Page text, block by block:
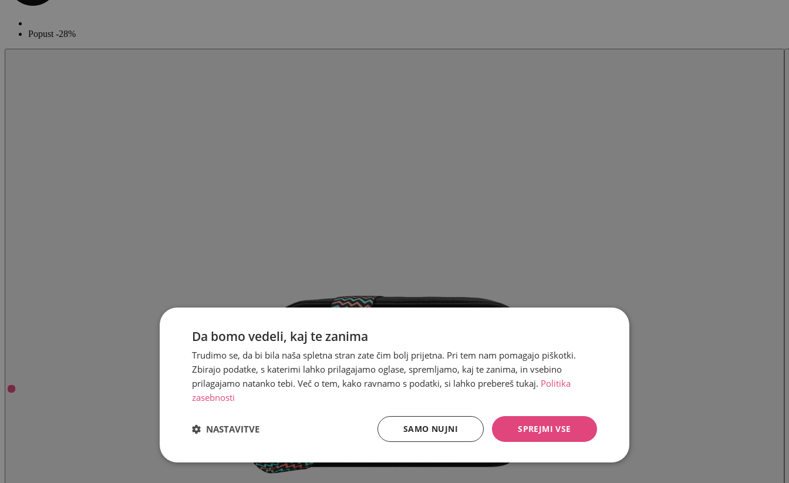
Popust -28%
Da bomo vedeli, kaj te zanima
Trudimo se, da bi bila naša spletna stran zate čim bolj prijetna. Pri tem nam pomagajo piškotki.
Zbirajo podatke, s katerimi lahko prilagajamo oglase, spremljamo, kaj te zanima, in vsebino
prilagajamo natanko tebi. Več o tem, kako ravnamo s podatki, si lahko prebereš tukaj. Politika
zasebnosti
SPREJMI VSE
SAMO NUJNI
NASTAVITVE